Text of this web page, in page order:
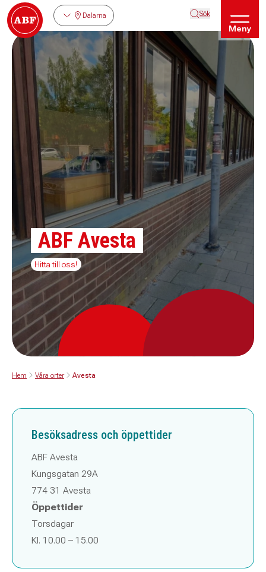
Dalarna Sök
Meny
ABF Avesta
Hitta till oss!
Hem Våra orter Avesta
Besöksadress och öppettider
ABF Avesta
Kungsgatan 29A
774 31 Avesta
Öppettider
Torsdagar
Kl. 10.00 – 15.00